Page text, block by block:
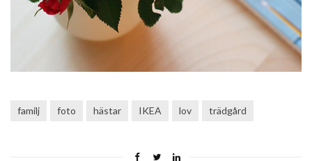
familj foto hästar IKEA lov trädgård